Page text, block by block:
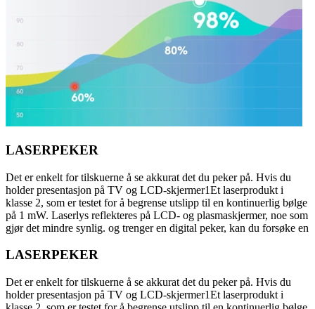
LASERPEKER
Det er enkelt for tilskuerne å se akkurat det du peker på. Hvis du
holder presentasjon på TV og LCD-skjermer1Et laserprodukt i
klasse 2, som er testet for å begrense utslipp til en kontinuerlig bølge
på 1 mW. Laserlys reflekteres på LCD- og plasmaskjermer, noe som
gjør det mindre synlig. og trenger en digital peker, kan du forsøke en
LASERPEKER
Det er enkelt for tilskuerne å se akkurat det du peker på. Hvis du
holder presentasjon på TV og LCD-skjermer1Et laserprodukt i